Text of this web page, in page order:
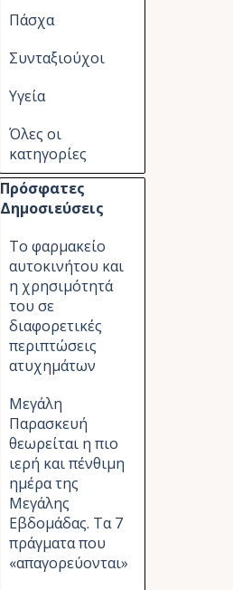
Πάσχα
Συνταξιούχοι
Υγεία
Όλες οι
κατηγορίες
Παράλειψη μπλόκ Πρόσφατες
Πρόσφατες
Δημοσιεύσεις
Το φαρμακείο
αυτοκινήτου και
η χρησιμότητά
του σε
διαφορετικές
περιπτώσεις
ατυχημάτων
Μεγάλη
Παρασκευή
θεωρείται η πιο
ιερή και πένθιμη
ημέρα της
Μεγάλης
Εβδομάδας. Τα 7
πράγματα που
«απαγορεύονται»